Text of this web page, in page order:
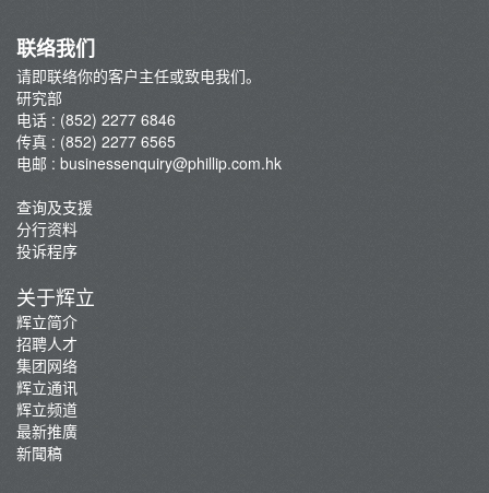
联络我们
请即联络你的客户主任或致电我们。
研究部
电话 : (852) 2277 6846
传真 : (852) 2277 6565
电邮 : businessenquiry@phillip.com.hk
查询及支援
分行资料
投诉程序
关于辉立
辉立简介
招聘人才
集团网络
辉立通讯
辉立频道
最新推廣
新聞稿